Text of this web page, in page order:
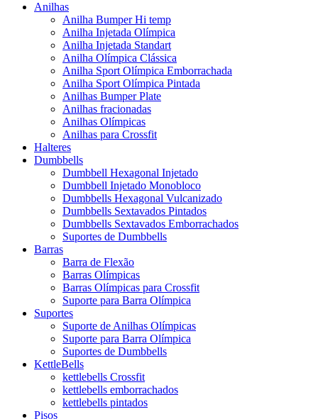
Anilhas
Anilha Bumper Hi temp
Anilha Injetada Olímpica
Anilha Injetada Standart
Anilha Olímpica Clássica
Anilha Sport Olímpica Emborrachada
Anilha Sport Olímpica Pintada
Anilhas Bumper Plate
Anilhas fracionadas
Anilhas Olímpicas
Anilhas para Crossfit
Halteres
Dumbbells
Dumbbell Hexagonal Injetado
Dumbbell Injetado Monobloco
Dumbbells Hexagonal Vulcanizado
Dumbbells Sextavados Pintados
Dumbbells Sextavados Emborrachados
Suportes de Dumbbells
Barras
Barra de Flexão
Barras Olímpicas
Barras Olímpicas para Crossfit
Suporte para Barra Olímpica
Suportes
Suporte de Anilhas Olímpicas
Suporte para Barra Olímpica
Suportes de Dumbbells
KettleBells
kettlebells Crossfit
kettlebells emborrachados
kettlebells pintados
Pisos